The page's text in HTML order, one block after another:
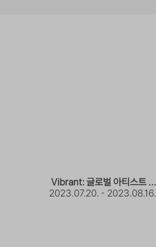
Guardians of Milko
2023.07.20. - 2023.08.16.